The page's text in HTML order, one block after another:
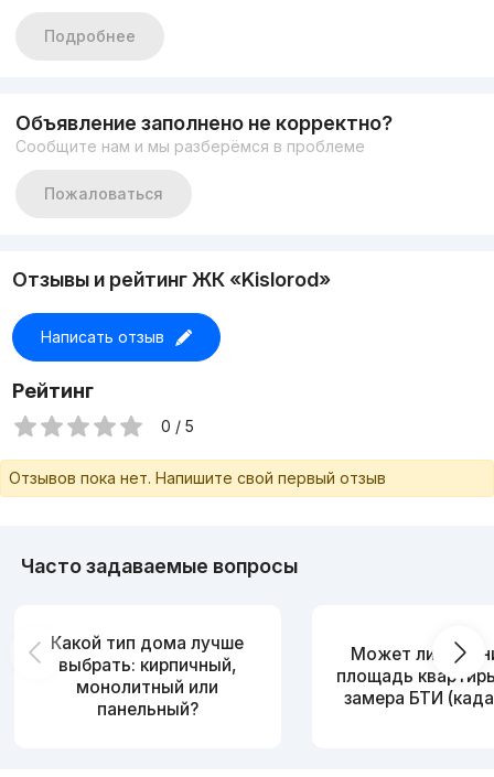
Этажность-16
Площадь-47 кв.м + 10 кв.м большая терраса
Цена-189 000$
https://t.me/apartments_tashkent
Подробнее
Объявление заполнено не корректно?
Сообщите нам и мы разберёмся в проблеме
Пожаловаться
Отзывы и рейтинг ЖК «Kislorod»
Написать отзыв
Рейтинг
0 / 5
Отзывов пока нет. Напишите свой первый отзыв
Часто задаваемые вопросы
Какой тип дома лучше
выбрать: кирпичный,
монолитный или
панельный?
Может ли
площадь
замера БТИ